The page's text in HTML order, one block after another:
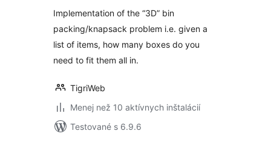
Implementation of the “3D” bin
packing/knapsack problem i.e. given a
list of items, how many boxes do you
need to fit them all in.
TigriWeb
Menej než 10 aktívnych inštalácií
Testované s 6.9.6